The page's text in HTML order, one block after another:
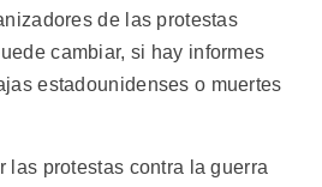
de las protestas
cambiar, si hay informes
estadounidenses o muertes
las protestas contra la guerra